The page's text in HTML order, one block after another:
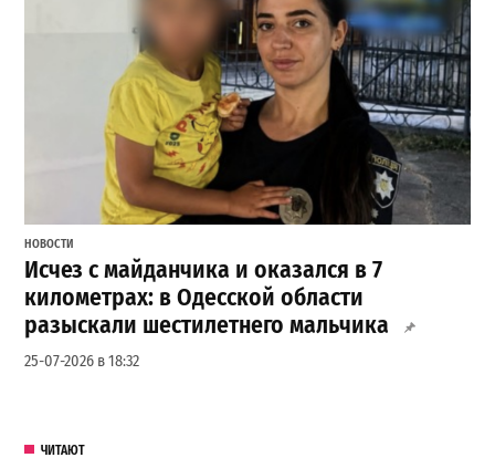
НОВОСТИ
Исчез с майданчика и оказался в 7
километрах: в Одесской области
разыскали шестилетнего мальчика
25-07-2026 в 18:32
ЧИТАЮТ